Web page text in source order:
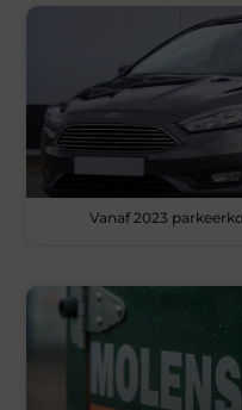
Vanaf 2023